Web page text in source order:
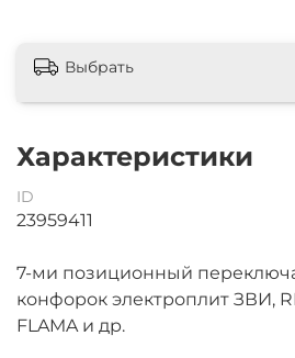
Характеристики
ID
23959411
7-ми позиционный
конфорок электроплит ЗВИ,
FLAMA и др.
Выбрать